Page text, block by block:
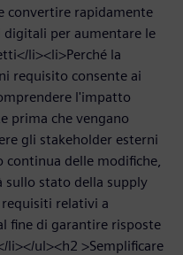
convertire rapidamente
per aumentare le
li><li>Perché la
requisito consente ai
l'impatto
prima che vengano
gli stakeholder esterni
continua delle modifiche,
stato della supply
relativi a
fine di garantire risposte
li></ul><h2 >Semplificare